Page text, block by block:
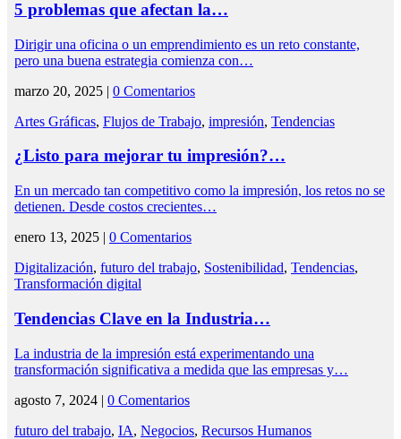
5 problemas que afectan la…
Dirigir una oficina o un emprendimiento es un reto constante,
pero una buena estrategia comienza con…
marzo 20, 2025 | 0 Comentarios
Artes Gráficas, Flujos de Trabajo, impresión, Tendencias
¿Listo para mejorar tu impresión?…
En un mercado tan competitivo como la impresión, los retos no se
detienen. Desde costos crecientes…
enero 13, 2025 | 0 Comentarios
Digitalización, futuro del trabajo, Sostenibilidad, Tendencias,
Transformación digital
Tendencias Clave en la Industria…
La industria de la impresión está experimentando una
transformación significativa a medida que las empresas y…
agosto 7, 2024 | 0 Comentarios
futuro del trabajo, IA, Negocios, Recursos Humanos